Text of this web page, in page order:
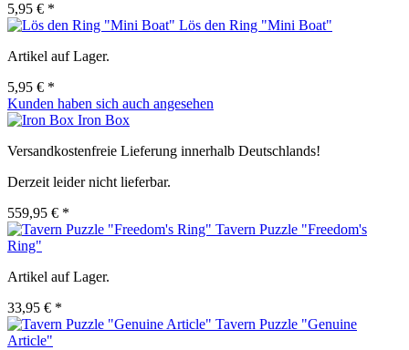
5,95 € *
Lös den Ring "Mini Boat"
Artikel auf Lager.
5,95 € *
Kunden haben sich auch angesehen
Iron Box
Versandkostenfreie Lieferung innerhalb Deutschlands!
Derzeit leider nicht lieferbar.
559,95 € *
Tavern Puzzle "Freedom's
Ring"
Artikel auf Lager.
33,95 € *
Tavern Puzzle "Genuine
Article"